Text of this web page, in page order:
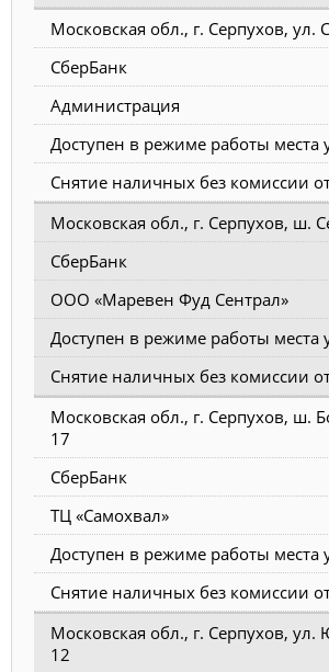
Московская обл., г. Серпухов, ул.
СберБанк
Администрация
Доступен в режиме работы места
Снятие наличных без комиссии
Московская обл., г. Серпухов, ш.
СберБанк
ООО «Маревен Фуд Сентрал»
Доступен в режиме работы места
Снятие наличных без комиссии
Московская обл., г. Серпухов, ш.
17
СберБанк
ТЦ «Самохвал»
Доступен в режиме работы места
Снятие наличных без комиссии
Московская обл., г. Серпухов,
12